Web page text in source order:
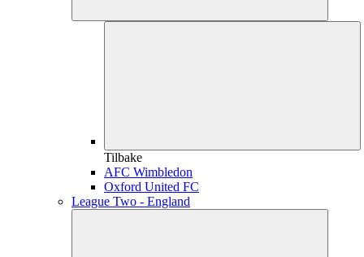
Tilbake
AFC Wimbledon
Oxford United FC
League Two - England